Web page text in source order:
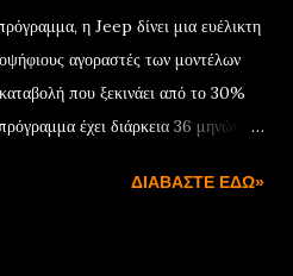
η Jeep δίνει μια ευέλικτη
αγοραστές των μοντέλων
που ξεκινάει από το 30%
έχει διάρκεια 36 μηνών
διάρκεια της χρηματοδότησης, ο
ΔΙΑΒΆΣΤΕ ΕΔΏ»